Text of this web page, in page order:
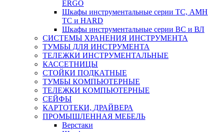
ERGO
Шкафы инструментальные серии ТС, АМН
ТС и HARD
Шкафы инструментальные серии ВС и ВЛ
СИСТЕМЫ ХРАНЕНИЯ ИНСТРУМЕНТА
ТУМБЫ ДЛЯ ИНСТРУМЕНТА
ТЕЛЕЖКИ ИНСТРУМЕНТАЛЬНЫЕ
КАССЕТНИЦЫ
СТОЙКИ ПОДКАТНЫЕ
ТУМБЫ КОМПЬЮТЕРНЫЕ
ТЕЛЕЖКИ КОМПЬЮТЕРНЫЕ
СЕЙФЫ
КАРТОТЕКИ, ДРАЙВЕРА
ПРОМЫШЛЕННАЯ МЕБЕЛЬ
Верстаки